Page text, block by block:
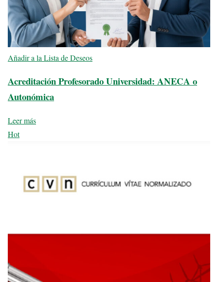
Añadir a la Lista de Deseos
Acreditación Profesorado Universidad: ANECA o
Autonómica
Leer más
Hot